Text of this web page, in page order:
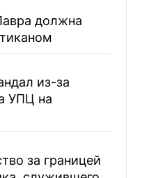
должна
из-за
УПЦ на
за границей